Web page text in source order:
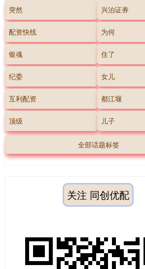
突然 兴泊证券
配资快线 为何
银魂 住了
纪委 女儿
互利配资 都江堰
顶级 儿子
全部话题标签
关注 同创优配